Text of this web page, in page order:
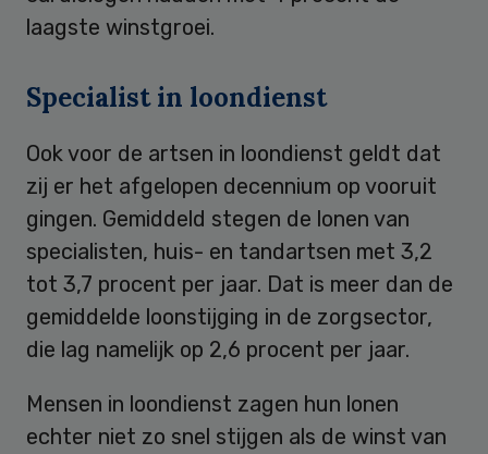
laagste winstgroei.
Specialist in loondienst
Ook voor de artsen in loondienst geldt dat
zij er het afgelopen decennium op vooruit
gingen. Gemiddeld stegen de lonen van
specialisten, huis- en tandartsen met 3,2
tot 3,7 procent per jaar. Dat is meer dan de
gemiddelde loonstijging in de zorgsector,
die lag namelijk op 2,6 procent per jaar.
Mensen in loondienst zagen hun lonen
echter niet zo snel stijgen als de winst van